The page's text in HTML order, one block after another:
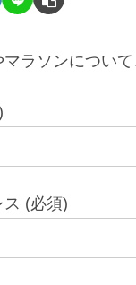
ラソンについ
ス (必須)